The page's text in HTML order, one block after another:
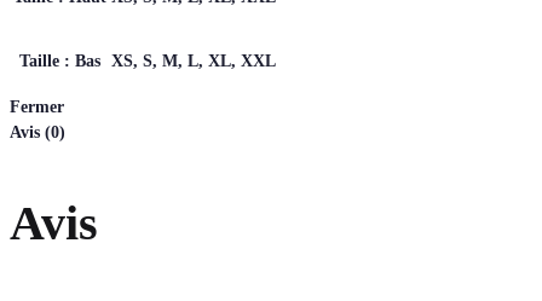
Taille : Bas XS, S, M, L, XL, XXL
Fermer
Avis (0)
Avis